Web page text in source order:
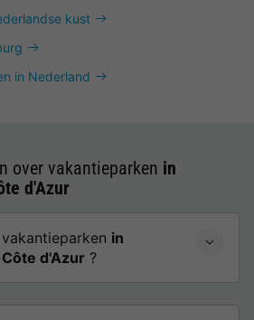
kust
in Nederland
over vakantieparken in
d'Azur
in
d'Azur ?